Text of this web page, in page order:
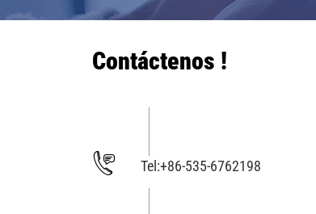
Contáctenos !
Tel:+86-535-6762198